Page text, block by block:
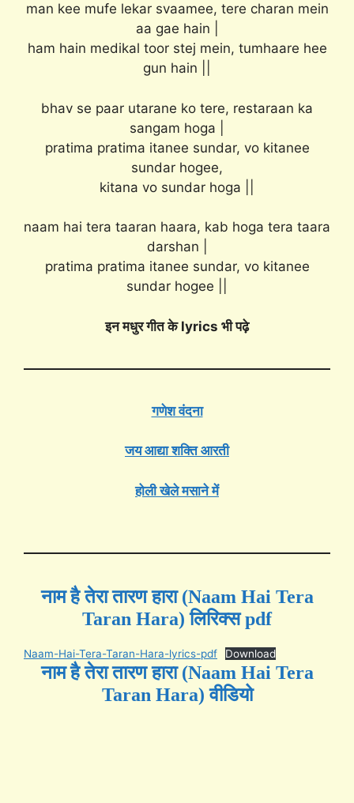
man kee mufe lekar svaamee, tere charan mein
aa gae hain |
ham hain medikal toor stej mein, tumhaare hee
gun hain ||
bhav se paar utarane ko tere, restaraan ka
sangam hoga |
pratima pratima itanee sundar, vo kitanee
sundar hogee,
kitana vo sundar hoga ||
naam hai tera taaran haara, kab hoga tera taara
darshan |
pratima pratima itanee sundar, vo kitanee
sundar hogee ||
इन मधुर गीत के lyrics भी पढ़े
गणेश वंदना
जय आद्या शक्ति आरती
होली खेले मसाने में
नाम है तेरा तारण हारा (Naam Hai Tera
Taran Hara) लिरिक्स pdf
Naam-Hai-Tera-Taran-Hara-lyrics-pdf Download
नाम है तेरा तारण हारा (Naam Hai Tera
Taran Hara) वीडियो